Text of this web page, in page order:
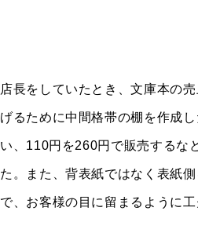
店長をしていたとき、文庫本の
げるために中間格帯の棚を作成
い、110円を260円で販売するな
た。また、背表紙ではなく表紙
で、お客様の目に留まるように工